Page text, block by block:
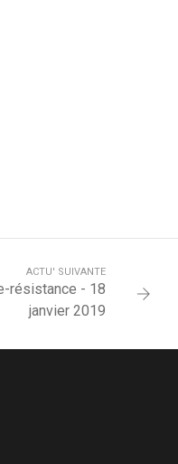
ACTU' SUIVANTE
résistance - 18
janvier 2019